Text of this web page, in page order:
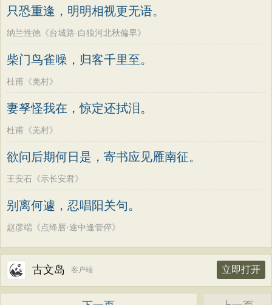
只恐重逢，明明相视更无语。
纳兰性德《台城路·白狼河北秋偏早》
柴门鸟雀噪，归客千里至。
杜甫《羌村》
妻孥怪我在，惊定还拭泪。
杜甫《羌村》
欲问后期何日是，寄书应见雁南征。
王安石《示长安君》
别离何遽，忍唱阳关句。
赵彦端《点绛唇·途中逢管倅》
古文岛 客户端 立即打开